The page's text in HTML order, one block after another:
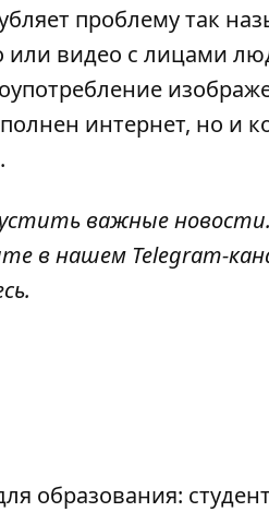
проблему так
или видео с лицами
интернет, но и
важные
в нашем Telegram-
.
образования: